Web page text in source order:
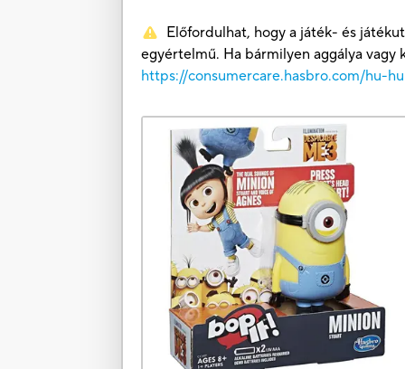
Előfordulhat, hogy a játék- és
egyértelmű. Ha bármilyen aggálya
https://consumercare.hasbro.com/hu-hu